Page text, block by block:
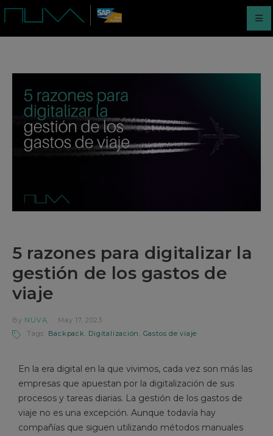
5 razones para digitalizar la
gestión de los gastos de
viaje
By NUVA
May 17, 2023
Tags: Backpack, Digitalización , Gastos de viaje
En la era digital en la que vivimos, cada vez son más las
empresas que apuestan por la digitalización de sus
procesos y tareas diarias. La gestión de los gastos de
viaje no es una excepción. Aunque todavía hay
compañías que siguen utilizando métodos manuales